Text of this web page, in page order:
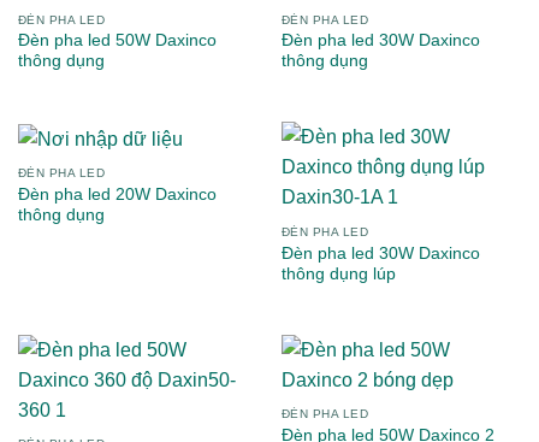
ĐÈN PHA LED
Đèn pha led 50W Daxinco
thông dụng
ĐÈN PHA LED
Đèn pha led 30W Daxinco
thông dụng
ĐÈN PHA LED
Đèn pha led 20W Daxinco
thông dụng
ĐÈN PHA LED
Đèn pha led 30W Daxinco
thông dụng lúp
ĐÈN PHA LED
Đèn pha led 50W Daxinco 2